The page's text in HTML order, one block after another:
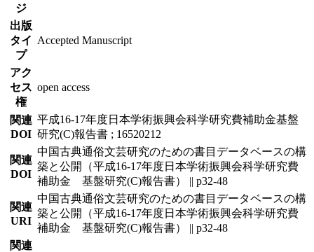
ジ
出版
タイ
プ
Accepted Manuscript
アク
セス
権
open access
関連
DOI
平成16-17年度日本学術振興会科学研究費補助金基盤
研究(C)報告書 ; 16520212
関連
DOI
中国古典通俗文芸研究のための書目データベースの構
築と公開（平成16-17年度日本学術振興会科学研究費
補助金 基盤研究(C)報告書） || p32-48
関連
URI
中国古典通俗文芸研究のための書目データベースの構
築と公開（平成16-17年度日本学術振興会科学研究費
補助金 基盤研究(C)報告書） || p32-48
関連